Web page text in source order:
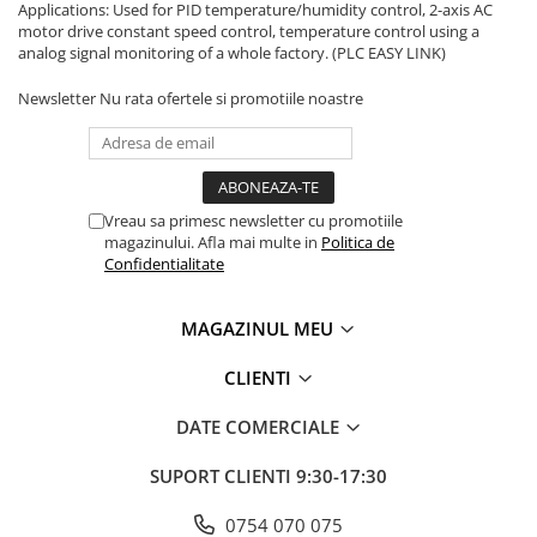
Router si switch-uri industriale
Afisoare digitale
Senzori distanta
Senzori fotoelectrici
Senzori ultrasonici
STEP-PS
TRIO-PS
Contactoare
Lampa multi LED
Intrerupatoare de protectie
Direct-On-Line Starters
Applications: Used for PID temperature/humidity control, 2-axis AC
motor drive constant speed control, temperature control using a
analog signal monitoring of a whole factory. (PLC EASY LINK)
Newsletter Nu rata ofertele si promotiile noastre
Vreau sa primesc newsletter cu promotiile
magazinului. Afla mai multe in Politica de
Confidentialitate
MAGAZINUL MEU
CLIENTI
DATE COMERCIALE
SUPORT CLIENTI 9:30-17:30
0754 070 075